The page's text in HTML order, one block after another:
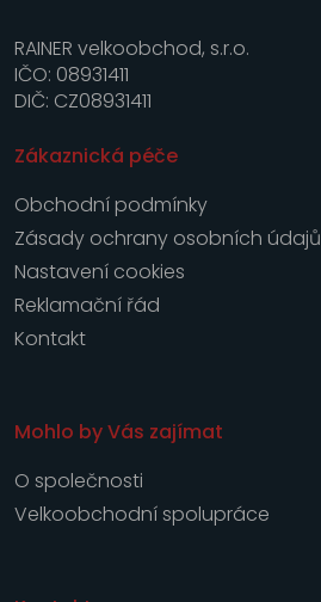
RAINER velkoobchod, s.r.o.
IČO: 08931411
DIČ: CZ08931411
Zákaznická péče
Obchodní podmínky
Zásady ochrany osobních údajů
Nastavení cookies
Reklamační řád
Kontakt
Mohlo by Vás zajímat
O společnosti
Velkoobchodní spolupráce